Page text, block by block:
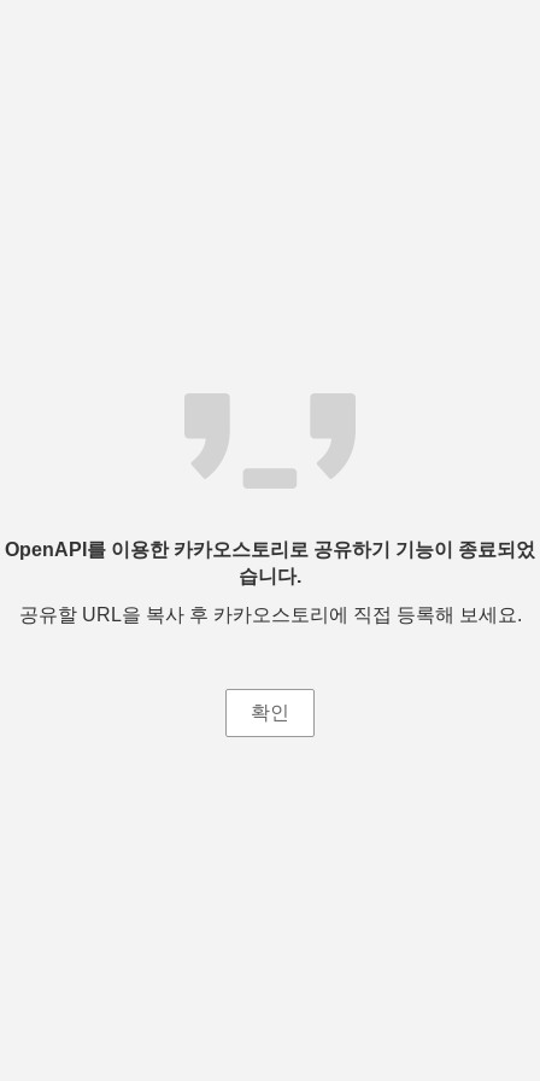
OpenAPI를 이용한 카카오스토리로 공유하기 기능이 종료되었
습니다.
공유할 URL을 복사 후 카카오스토리에 직접 등록해 보세요.
확인